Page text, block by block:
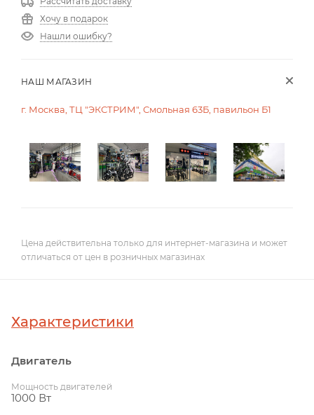
Хочу в подарок
Нашли ошибку?
НАШ МАГАЗИН
г. Москва, ТЦ "ЭКСТРИМ", Смольная 63Б, павильон Б1
Цена действительна только для интернет-магазина и может
отличаться от цен в розничных магазинах
Характеристики
Двигатель
Мощность двигателей
1000 Вт